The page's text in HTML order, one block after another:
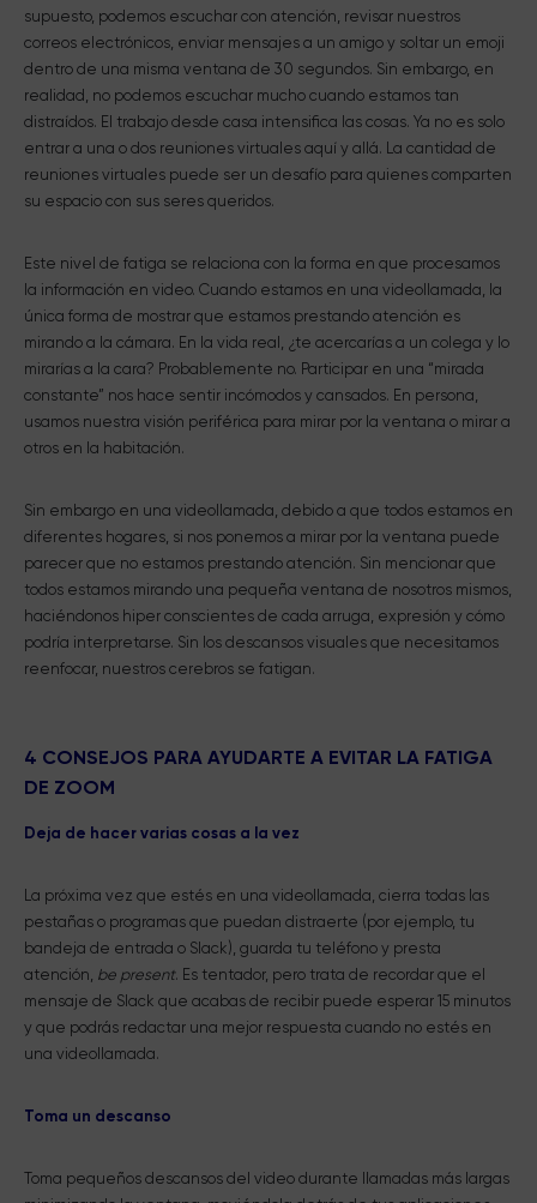
supuesto, podemos escuchar con atención, revisar nuestros
correos electrónicos, enviar mensajes a un amigo y soltar un emoji
dentro de una misma ventana de 30 segundos. Sin embargo, en
realidad, no podemos escuchar mucho cuando estamos tan
distraídos. El trabajo desde casa intensifica las cosas. Ya no es solo
entrar a una o dos reuniones virtuales aquí y allá. La cantidad de
reuniones virtuales puede ser un desafío para quienes comparten
su espacio con sus seres queridos.
Este nivel de fatiga se relaciona con la forma en que procesamos
la información en video. Cuando estamos en una videollamada, la
única forma de mostrar que estamos prestando atención es
mirando a la cámara. En la vida real, ¿te acercarías a un colega y lo
mirarías a la cara? Probablemente no. Participar en una “mirada
constante” nos hace sentir incómodos y cansados. En persona,
usamos nuestra visión periférica para mirar por la ventana o mirar a
otros en la habitación.
Sin embargo en una videollamada, debido a que todos estamos en
diferentes hogares, si nos ponemos a mirar por la ventana puede
parecer que no estamos prestando atención. Sin mencionar que
todos estamos mirando una pequeña ventana de nosotros mismos,
haciéndonos hiper conscientes de cada arruga, expresión y cómo
podría interpretarse. Sin los descansos visuales que necesitamos
reenfocar, nuestros cerebros se fatigan.
4 CONSEJOS PARA AYUDARTE A EVITAR LA FATIGA
DE ZOOM
Deja de hacer varias cosas a la vez
La próxima vez que estés en una videollamada, cierra todas las
pestañas o programas que puedan distraerte (por ejemplo, tu
bandeja de entrada o Slack), guarda tu teléfono y presta
atención, be present. Es tentador, pero trata de recordar que el
mensaje de Slack que acabas de recibir puede esperar 15 minutos
y que podrás redactar una mejor respuesta cuando no estés en
una videollamada.
Toma un descanso
Toma pequeños descansos del video durante llamadas más largas